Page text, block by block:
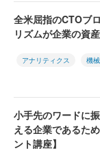
全米屈指のCTOブ
リズムが企業の資
アナリティクス 機
小手先のワードに
える企業であるた
ント講座】